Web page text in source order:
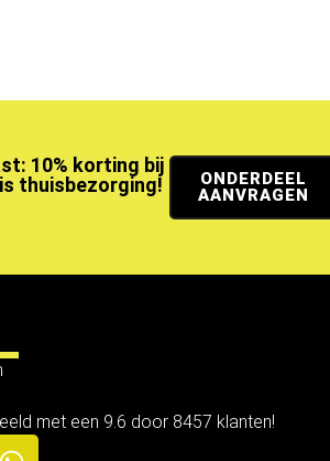
10% korting bij
thuisbezorging!
ONDERDEEL
AANVRAGEN
met een 9.6 door 8457 klanten!